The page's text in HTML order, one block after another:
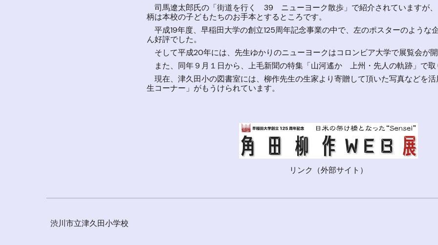
司馬遼太郎氏の「街道を行く 39 ニューヨーク散歩」で紹介されていますが、
柄は本校の子どもたちのお手本とするところです。
平成19年度、早稲田大学の創立125周年記念事業の中で、左のポスターのような
ん好評でした。
そして平成20年には、先生ゆかりのニューヨークはコロンビア大学で展覧会が
また、同年９月１日から、上毛新聞の特集「山河遙か 上州・先人の軌跡」で取
現在、津久田小の図書室には、柳作先生の生家より寄贈して頂いた写真などを
生コーナー」がもうけられています。
リンク（外部サイト）
渋川市立津久田小学校